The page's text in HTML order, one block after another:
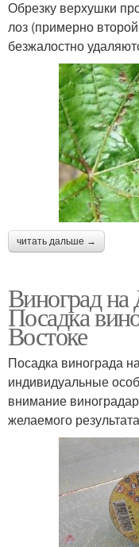
Обрезку верхушки
лоз (примерно
безжалостно
читать дальше →
Виноград на
Посадка
Востоке
Посадка винограда
индивидуальные
внимание
желаемого